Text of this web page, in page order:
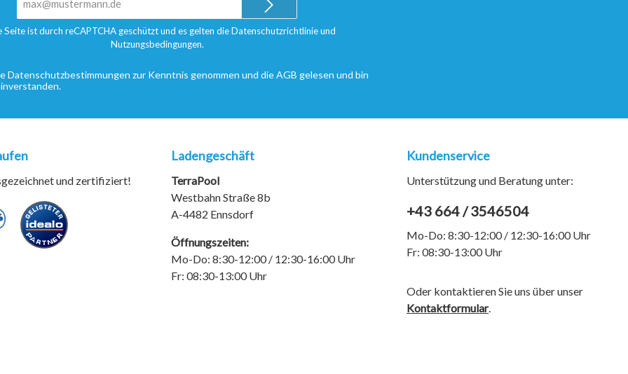
Adresse*
Seite ist durch reCAPTCHA geschützt und es gelten dieDatenschutzrichtlinieund
Nutzungsbedingungen.
Datenschutzbestimmungen zur Kenntnis genommen und dieAGB gelesen und bin
Kundenservice
Unterstützung und Beratung unter:
+43 664 / 3546504
Mo-Do: 8:30-12:00 / 12:30-16:00 Uhr
Fr: 08:30-13:00 Uhr
Oder kontaktieren Sie uns über unser
Kontaktformular.
und zertifiziert!
Ladengeschäft
TerraPool
Westbahn Straße 8b
A-4482 Ennsdorf
Öffnungszeiten:
Mo-Do: 8:30-12:00 / 12:30-16:00 Uhr
Fr: 08:30-13:00 Uhr